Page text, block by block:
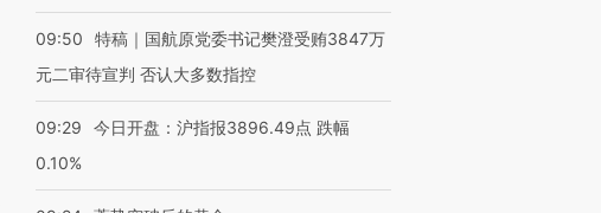
09:50
特稿｜国航原党委书记樊澄受贿3847万
元二审待宣判 否认大多数指控
09:29
今日开盘：沪指报3896.49点 跌幅
0.10%